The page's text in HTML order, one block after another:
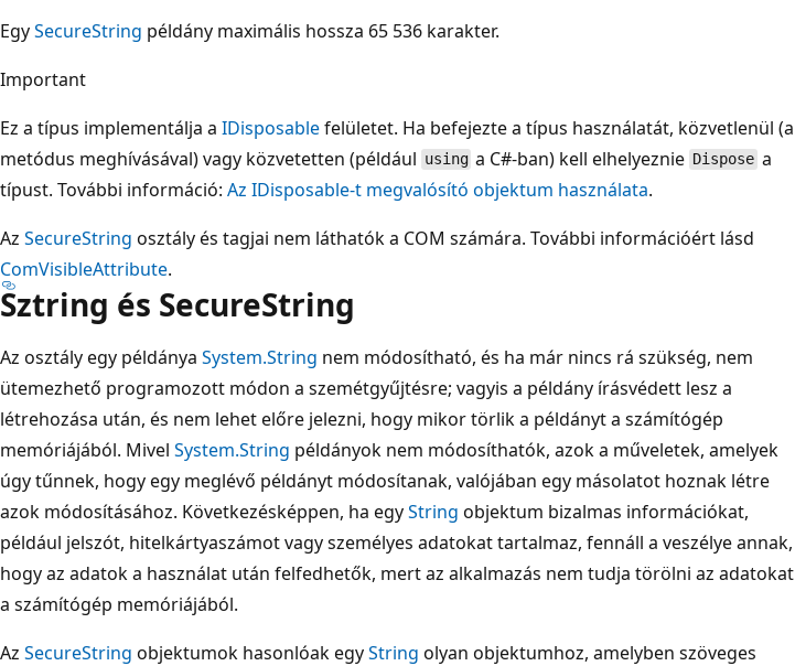
EgySecureString példány maximális hossza 65 536 karakter.
Important
Ez a típus implementálja a IDisposablefelületet. Ha befejezte a típus használatát, közvetlenül (a
metódus meghívásával) vagy közvetetten (például using a C#-ban) kell elhelyeznie Dispose a
típust. További információ: Az IDisposable-t megvalósító objektum használata.
Az SecureString osztály és tagjai nem láthatók a COM számára. További információért lásd
ComVisibleAttribute.
Sztring és SecureString
Az osztály egy példánya System.String nem módosítható, és ha már nincs rá szükség, nem
ütemezhető programozott módon a szemétgyűjtésre; vagyis a példány írásvédett lesz a
létrehozása után, és nem lehet előre jelezni, hogy mikor törlik a példányt a számítógép
memóriájából. Mivel System.String példányok nem módosíthatók, azok a műveletek, amelyek
úgy tűnnek, hogy egy meglévő példányt módosítanak, valójában egy másolatot hoznak létre
azok módosításához. Következésképpen, ha egyString objektum bizalmas információkat,
például jelszót, hitelkártyaszámot vagy személyes adatokat tartalmaz, fennáll a veszélye annak,
hogy az adatok a használat után felfedhetők, mert az alkalmazás nem tudja törölni az adatokat
a számítógép memóriájából.
Az SecureString objektumok hasonlóak egyString olyan objektumhoz, amelyben szöveges